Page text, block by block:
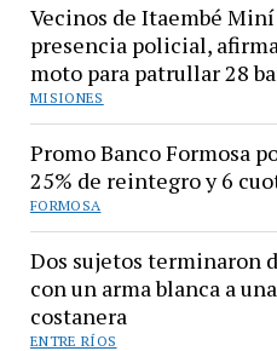
Vecinos de Itaembé
presencia policial,
moto para patrullar 28
MISIONES
Promo Banco Formosa
25% de reintegro y 6
FORMOSA
Dos sujetos terminaron
con un arma blanca a
costanera
ENTRE RÍOS